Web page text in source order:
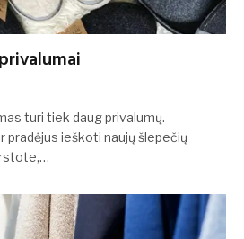
turi tiek daug privalumų.
ieškoti naujų šlepečių